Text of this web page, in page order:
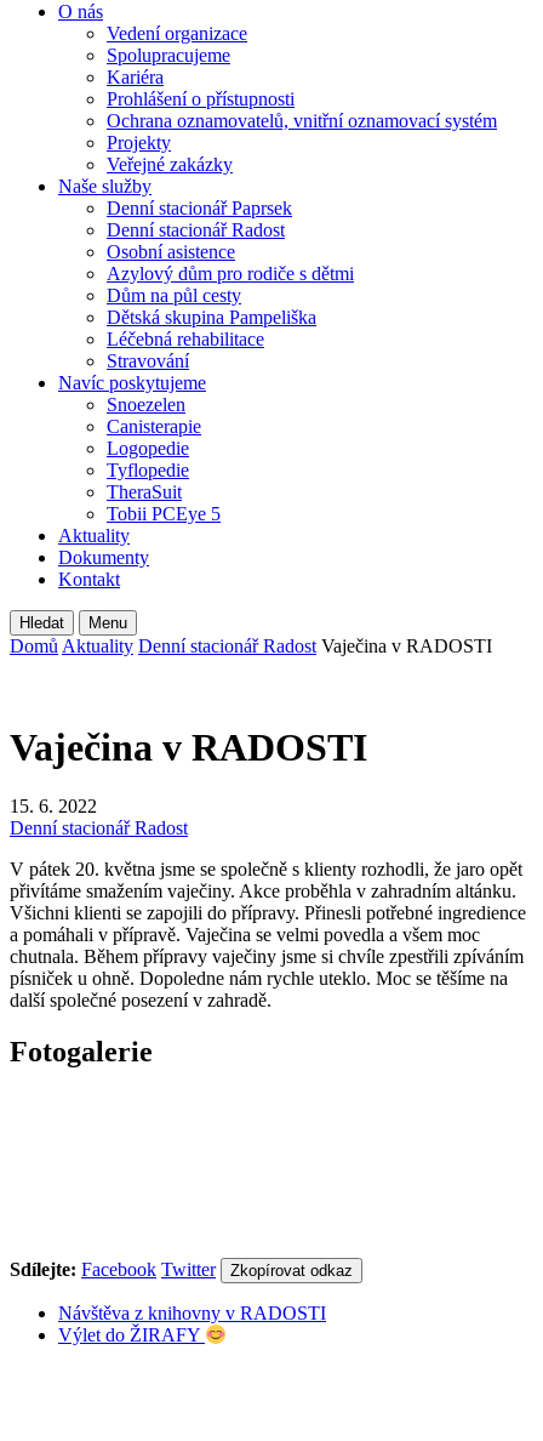
O nás
Vedení organizace
Spolupracujeme
Kariéra
Prohlášení o přístupnosti
Ochrana oznamovatelů, vnitřní oznamovací systém
Projekty
Veřejné zakázky
Naše služby
Denní stacionář Paprsek
Denní stacionář Radost
Osobní asistence
Azylový dům pro rodiče s dětmi
Dům na půl cesty
Dětská skupina Pampeliška
Léčebná rehabilitace
Stravování
Navíc poskytujeme
Snoezelen
Canisterapie
Logopedie
Tyflopedie
TheraSuit
Tobii PCEye 5
Aktuality
Dokumenty
Kontakt
Hledat Menu
Domů Aktuality Denní stacionář Radost Vaječina v RADOSTI
Vaječina v RADOSTI
15. 6. 2022
Denní stacionář Radost
V pátek 20. května jsme se společně s klienty rozhodli, že jaro opět
přivítáme smažením vaječiny. Akce proběhla v zahradním altánku.
Všichni klienti se zapojili do přípravy. Přinesli potřebné ingredience
a pomáhali v přípravě. Vaječina se velmi povedla a všem moc
chutnala. Během přípravy vaječiny jsme si chvíle zpestřili zpíváním
písniček u ohně. Dopoledne nám rychle uteklo. Moc se těšíme na
další společné posezení v zahradě.
Fotogalerie
Sdílejte: Facebook Twitter Zkopírovat odkaz
Návštěva z knihovny v RADOSTI
Výlet do ŽIRAFY